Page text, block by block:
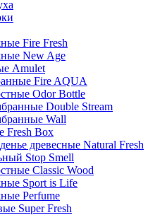
Fire Fresh
New Age
Amulet
Fire AQUA
Odor Bottle
Double Stream
Wall
Fresh Box
древесные Natural Fresh
Stop Smell
Classic Wood
Sport is Life
Perfume
Super Fresh